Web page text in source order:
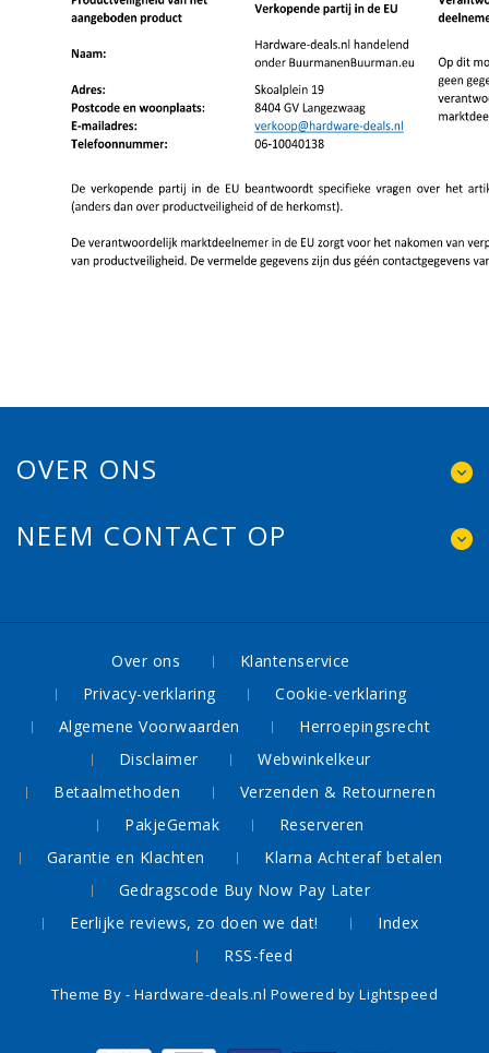
OVER ONS
NEEM CONTACT OP
Over ons
Klantenservice
Privacy-verklaring
Cookie-verklaring
Algemene Voorwaarden
Herroepingsrecht
Disclaimer
Webwinkelkeur
Betaalmethoden
Verzenden & Retourneren
PakjeGemak
Reserveren
Garantie en Klachten
Klarna Achteraf betalen
Gedragscode Buy Now Pay Later
Eerlijke reviews, zo doen we dat!
Index
RSS-feed
Theme By - Hardware-deals.nl Powered by Lightspeed